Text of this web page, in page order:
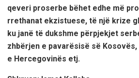
qeveri proserbe bëhet edhe më
rrethanat ekzistuese, të një krize
ku janë të dukshme përpjekjet
zhbërjen e pavarësisë së
e Hercegovinës etj.